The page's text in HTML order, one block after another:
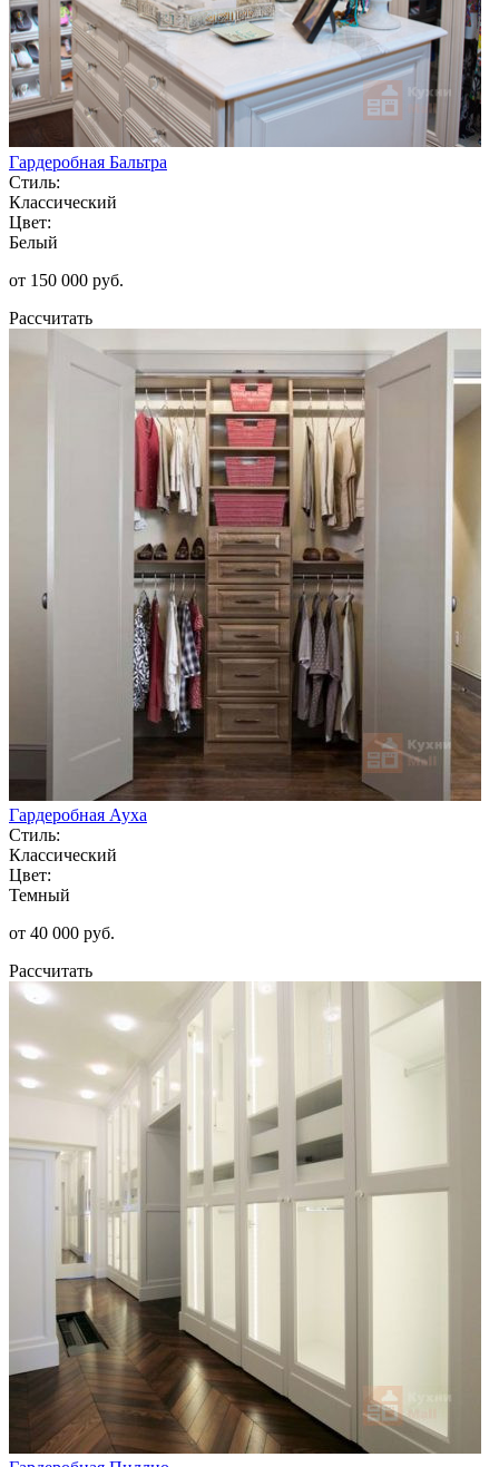
Гардеробная Бальтра
Стиль:
Классический
Цвет:
Белый
от 150 000 руб.
Рассчитать
Гардеробная Ауха
Стиль:
Классический
Цвет:
Темный
от 40 000 руб.
Рассчитать